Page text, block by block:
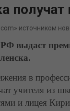
источником
выдаст
в
учителя из
и лицея